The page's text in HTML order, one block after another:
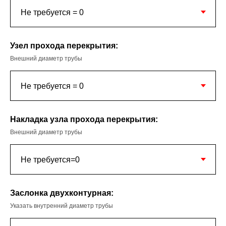
Узел прохода перекрытия:
Внешний диаметр трубы
Накладка узла прохода перекрытия:
Внешний диаметр трубы
Заслонка двухконтурная:
Указать внутренний диаметр трубы